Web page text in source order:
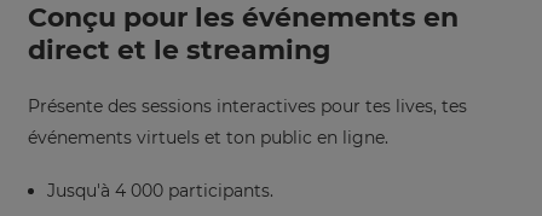
Conçu pour les événements en
direct et le streaming
Présente des sessions interactives pour tes lives, tes
événements virtuels et ton public en ligne.
Jusqu'à 4 000 participants.